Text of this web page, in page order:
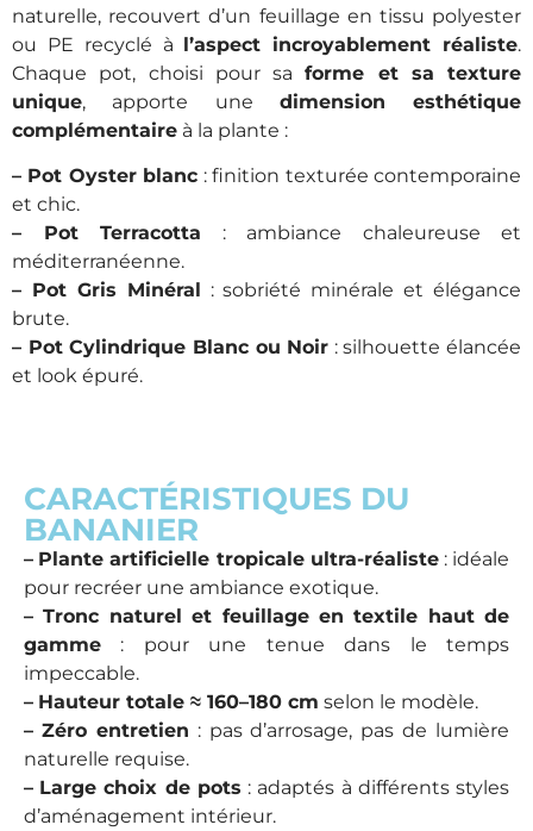
naturelle, recouvert d’un feuillage en tissu polyester
ou PE recyclé à l’aspect incroyablement réaliste.
Chaque pot, choisi pour saforme et sa texture
unique, apporte une dimension esthétique
complémentaire à la plante :
– Pot Oyster blanc : finition texturée contemporaine
et chic.
– Pot Terracotta : ambiance chaleureuse et
méditerranéenne.
– Pot Gris Minéral : sobriété minérale et élégance
brute.
– Pot Cylindrique Blanc ou Noir : silhouette élancée
et look épuré.
CARACTÉRISTIQUES DU
BANANIER
– Plante artificielle tropicale ultra-réaliste: idéale
pour recréer une ambiance exotique.
– Tronc naturel et feuillage en textile haut de
gamme : pour une tenue dans le temps
impeccable.
– Hauteur totale ≈ 160–180 cm selon le modèle.
– Zéro entretien : pas d’arrosage, pas de lumière
naturelle requise.
– Large choix de pots : adaptés à différents styles
d’aménagement intérieur.